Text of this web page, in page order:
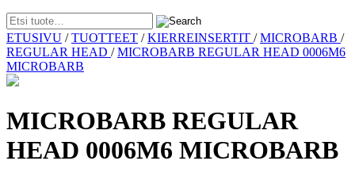
Skip
to
content
ETUSIVU /TUOTTEET /KIERREINSERTIT /MICROBARB /
REGULAR HEAD /MICROBARB REGULAR HEAD 0006M6
MICROBARB
MICROBARB REGULAR
HEAD 0006M6 MICROBARB